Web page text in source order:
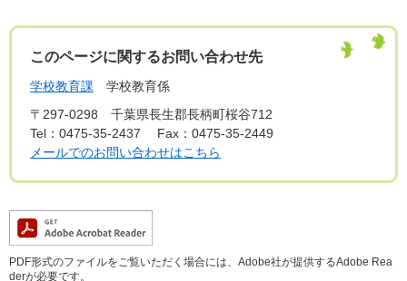
このページに関するお問い合わせ先
学校教育課
学校教育係
〒297-0298
千葉県長生郡長柄町桜谷712
Tel：0475-35-2437
Fax：0475-35-2449
メールでのお問い合わせはこちら
PDF形式のファイルをご覧いただく場合には、Adobe社が提供するAdobe Rea
derが必要です。